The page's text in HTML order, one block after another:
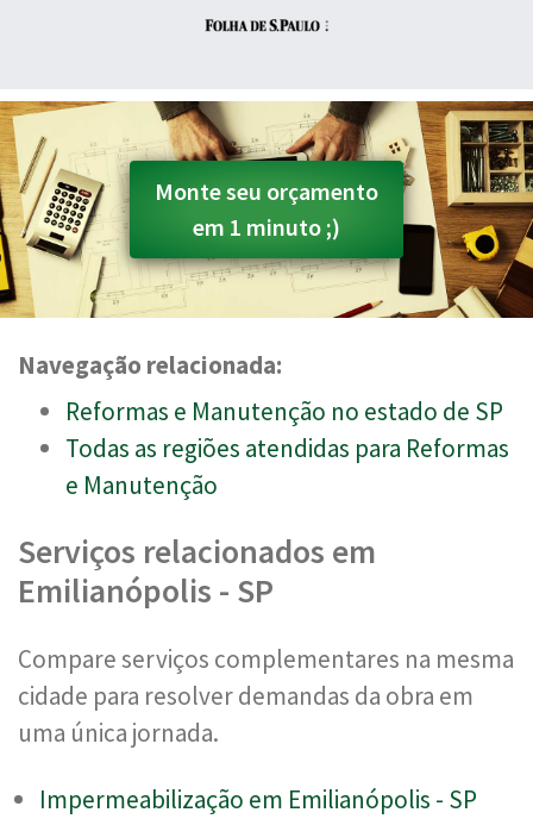
Monte seu orçamento
em 1 minuto ;)
Navegação relacionada:
Reformas e Manutenção no estado de SP
Todas as regiões atendidas para Reformas
e Manutenção
Serviços relacionados em
Emilianópolis - SP
Compare serviços complementares na mesma
cidade para resolver demandas da obra em
uma única jornada.
Impermeabilização em Emilianópolis - SP